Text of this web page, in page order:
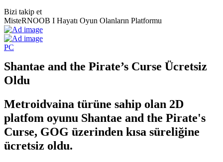
Bizi takip et
MisteRNOOB I Hayatı Oyun Olanların Platformu
PC
Shantae and the Pirate’s Curse Ücretsiz
Oldu
Metroidvaina türüne sahip olan 2D
platfom oyunu Shantae and the Pirate's
Curse, GOG üzerinden kısa süreliğine
ücretsiz oldu.